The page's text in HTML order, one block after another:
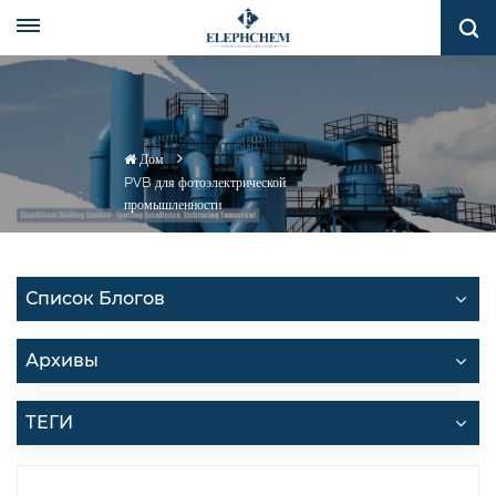
Дом
PVB для фотоэлектрической
промышленности
Список Блогов
Архивы
ТЕГИ